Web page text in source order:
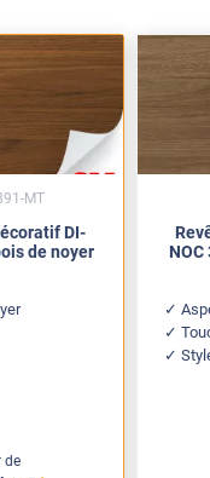
DI-
de noyer
de
MT